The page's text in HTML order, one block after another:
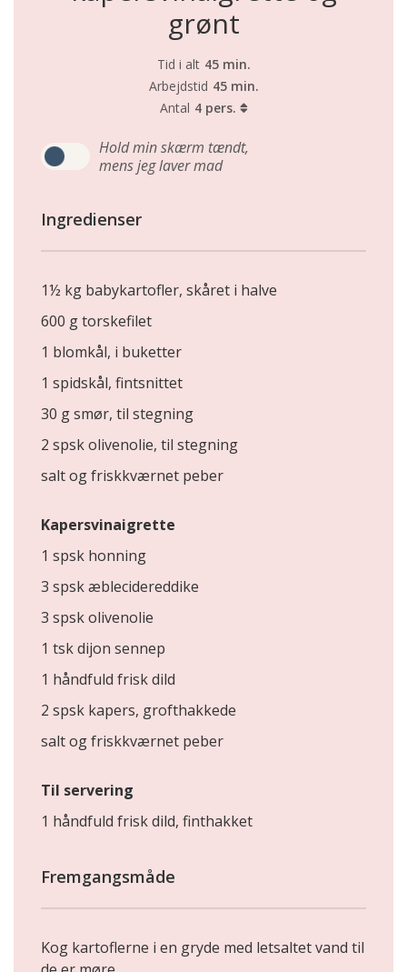
grønt
Tid i alt 45 min.
Arbejdstid 45 min.
Antal 4 pers.
Hold min skærm tændt,
mens jeg laver mad
Ingredienser
1½ kg babykartofler, skåret i halve
600 g torskefilet
1 blomkål, i buketter
1 spidskål, fintsnittet
30 g smør, til stegning
2 spsk olivenolie, til stegning
salt og friskkværnet peber
Kapersvinaigrette
1 spsk honning
3 spsk æblecidereddike
3 spsk olivenolie
1 tsk dijon sennep
1 håndfuld frisk dild
2 spsk kapers, grofthakkede
salt og friskkværnet peber
Til servering
1 håndfuld frisk dild, finthakket
Fremgangsmåde
Kog kartoflerne i en gryde med letsaltet vand til